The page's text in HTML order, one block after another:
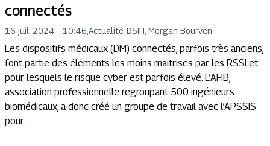
connectés
16 juil. 2024 - 10:46 Actualité-DSIH, Morgan Bourven
Les dispositifs médicaux (DM) connectés, parfois très anciens,
font partie des éléments les moins maitrisés par les RSSI et
pour lesquels le risque cyber est parfois élevé. L’AFIB,
association professionnelle regroupant 500 ingénieurs
biomédicaux, a donc créé un groupe de travail avec l’APSSIS
pour ...